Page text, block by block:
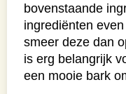
bovenstaande
ingrediënten
smeer deze dan
is erg belangrijk
een mooie bark